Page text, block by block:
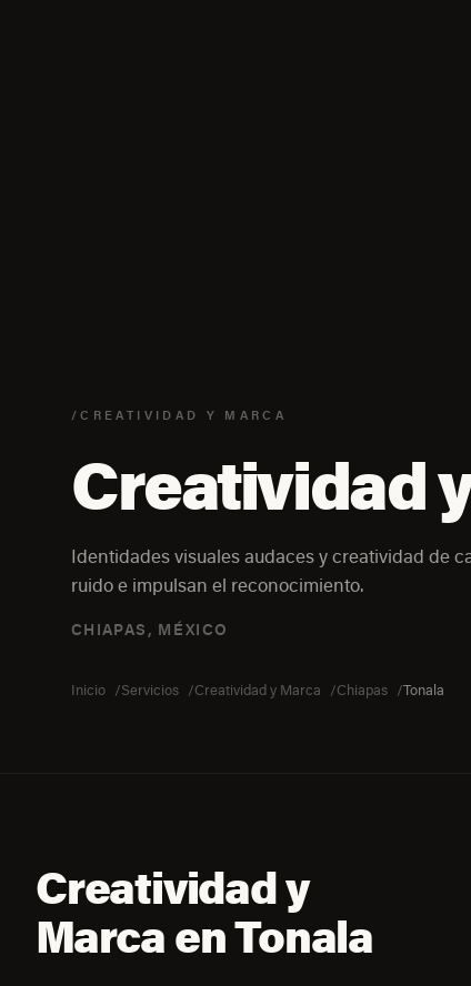
/CREATIVIDAD Y MARCA
Creatividad
Identidades visuales audaces y creatividad de
ruido e impulsan el reconocimiento.
CHIAPAS, MÉXICO
Inicio Servicios Creatividad y Marca Chiapas Tonala
Creatividad y
Marca en Tonala